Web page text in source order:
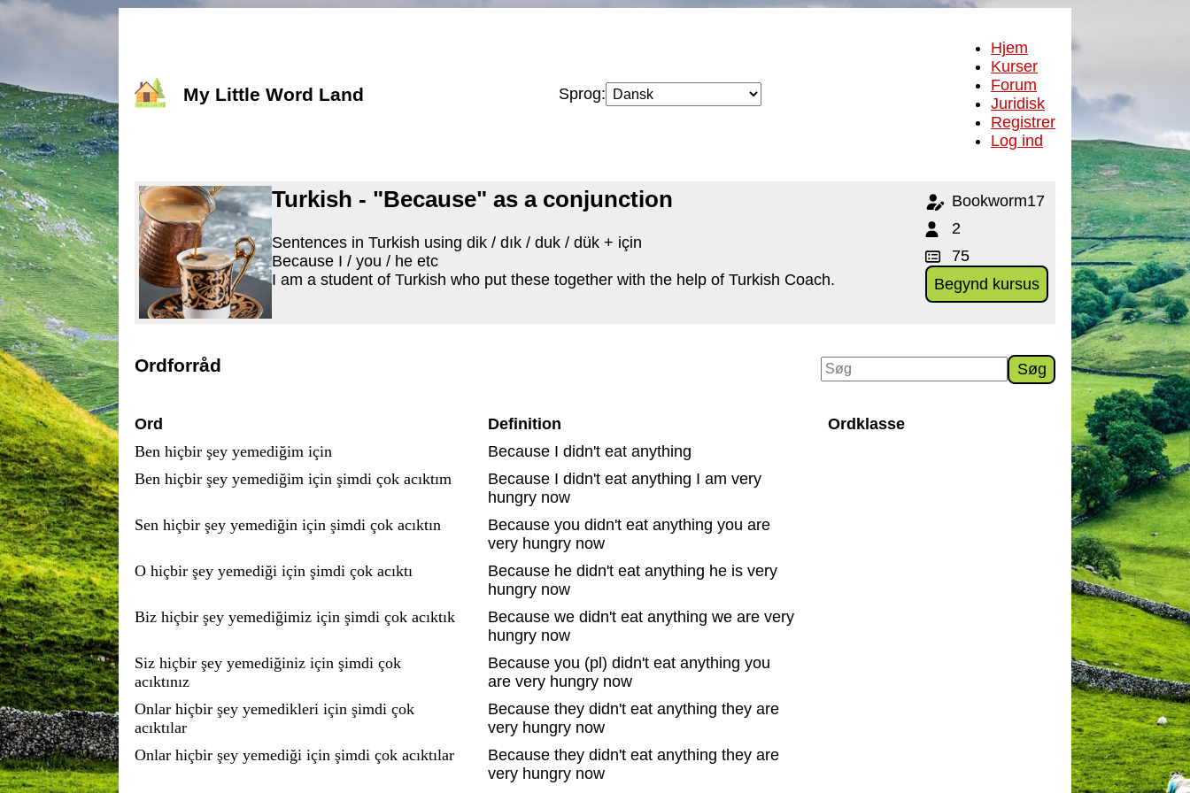
My Little Word Land Sprog:
Hjem
Kurser
Forum
Juridisk
Registrer
Log ind
Turkish - "Because" as a conjunction
Sentences in Turkish using dik / dık / duk / dük + için
Because I / you / he etc
I am a student of Turkish who put these together with the help of Turkish Coach.
Bookworm17
2
75
Begynd kursus
Ordforråd Søg
Ord Definition
Ordklasse
Ben hiçbir şey yemediğim için
Because I didn't eat anything
Ben hiçbir şey yemediğim için şimdi çok acıktım
Because I didn't eat anything I am very
hungry now
Sen hiçbir şey yemediğin için şimdi çok acıktın
Because you didn't eat anything you are
very hungry now
O hiçbir şey yemediği için şimdi çok acıktı
Because he didn't eat anything he is very
hungry now
Biz hiçbir şey yemediğimiz için şimdi çok acıktık
Because we didn't eat anything we are very
hungry now
Siz hiçbir şey yemediğiniz için şimdi çok
acıktınız
Because you (pl) didn't eat anything you
are very hungry now
Onlar hiçbir şey yemedikleri için şimdi çok
acıktılar
Because they didn't eat anything they are
very hungry now
Onlar hiçbir şey yemediği için şimdi çok acıktılar
Because they didn't eat anything they are
very hungry now